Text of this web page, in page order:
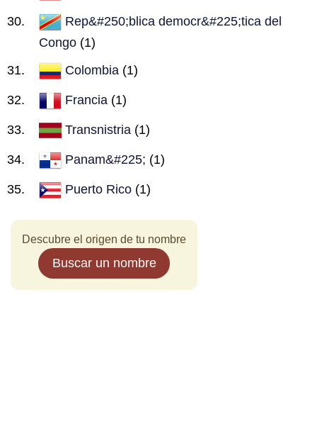
Rep&#250;blica democr&#225;tica del
Congo (1)
Colombia (1)
Francia (1)
Transnistria (1)
Panam&#225; (1)
Puerto Rico (1)
Descubre el origen de tu nombre
Buscar un nombre